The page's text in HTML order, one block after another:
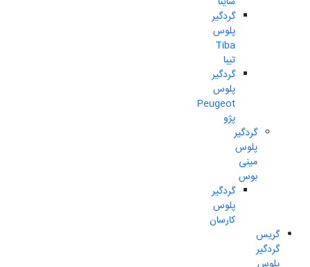
گردگیر
پلوس
Tiba
تیبا
گردگیر
پلوس
Peugeot
پژو
گردگیر
پلوس
مینی
بوس
گردگیر
پلوس
کارسان
گریس
گردگیر